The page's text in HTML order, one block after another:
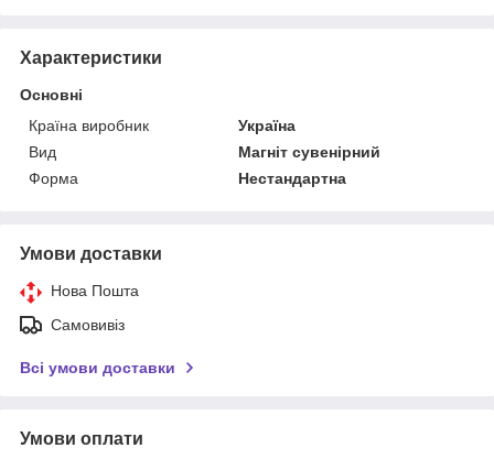
Характеристики
Основні
Країна виробник
Україна
Вид
Магніт сувенірний
Форма
Нестандартна
Умови доставки
Нова Пошта
Самовивіз
Всі умови доставки
Умови оплати